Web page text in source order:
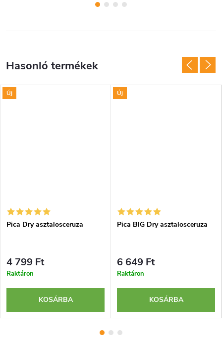
Új
Pica Dry asztalosceruza
4 799 Ft
Raktáron
KOSÁRBA
Új
Pica BIG Dry asztalosceruza
6 649 Ft
Raktáron
KOSÁRBA